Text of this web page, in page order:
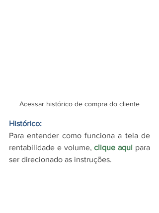
Acessar histórico de compra do cliente
Histórico:
Para entender como funciona a tela de
rentabilidade e volume, clique aqui para
ser direcionado as instruções.